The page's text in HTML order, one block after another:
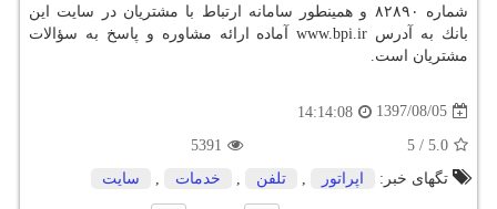
شماره ۸۲۸۹۰ و همینطور سامانه ارتباط با مشتریان در سایت این
بانك به آدرس www.bpi.ir آماده ارائه مشاوره و پاسخ به سؤالات
مشتریان است.
1397/08/05
14:14:08
5.0
/
5
5391
تگهای خبر:
اپراتور تلفن خدمات سایت